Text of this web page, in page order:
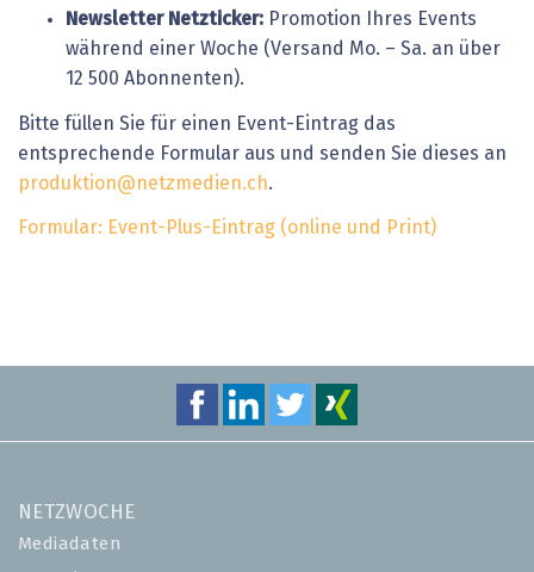
Newsletter Netzticker: Promotion Ihres Events
während einer Woche (Versand Mo. – Sa. an über
12 500 Abonnenten).
Bitte füllen Sie für einen Event-Eintrag das
entsprechende Formular aus und senden Sie dieses an
produktion@netzmedien.ch.
Formular: Event-Plus-Eintrag (online und Print)
NETZWOCHE
Mediadaten